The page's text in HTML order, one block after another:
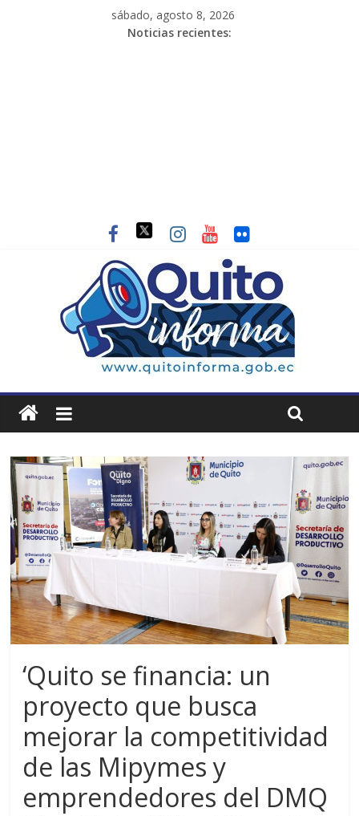
sábado, agosto 8, 2026
Noticias recientes:
‘Quito se financia: un
proyecto que busca
mejorar la competitividad
de las Mipymes y
emprendedores del DMQ